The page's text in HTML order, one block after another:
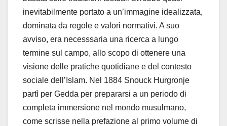
inevitabilmente portato a un’immagine idealizzata,
dominata da regole e valori normativi. A suo
avviso, era necesssaria una ricerca a lungo
termine sul campo, allo scopo di ottenere una
visione delle pratiche quotidiane e del contesto
sociale dell’Islam. Nel 1884 Snouck Hurgronje
partì per Gedda per prepararsi a un periodo di
completa immersione nel mondo musulmano,
come scrisse nella prefazione al primo volume di